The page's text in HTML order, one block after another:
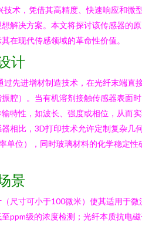
术，凭借其高精度、快速响应和微
解决方案。本文将探讨该传感器的原
在现代传感领域的革命性价值。
计
先进增材制造技术，在光纤末端直
腔）。当有机溶剂接触传感器表面
特性，如波长、强度或相位，从而
相比，3D打印技术允许定制复杂几
单位），同时玻璃材料的化学稳定性
景
尺寸可小于100微米）使其适用于微
ppm级的浓度检测；光纤本质抗电